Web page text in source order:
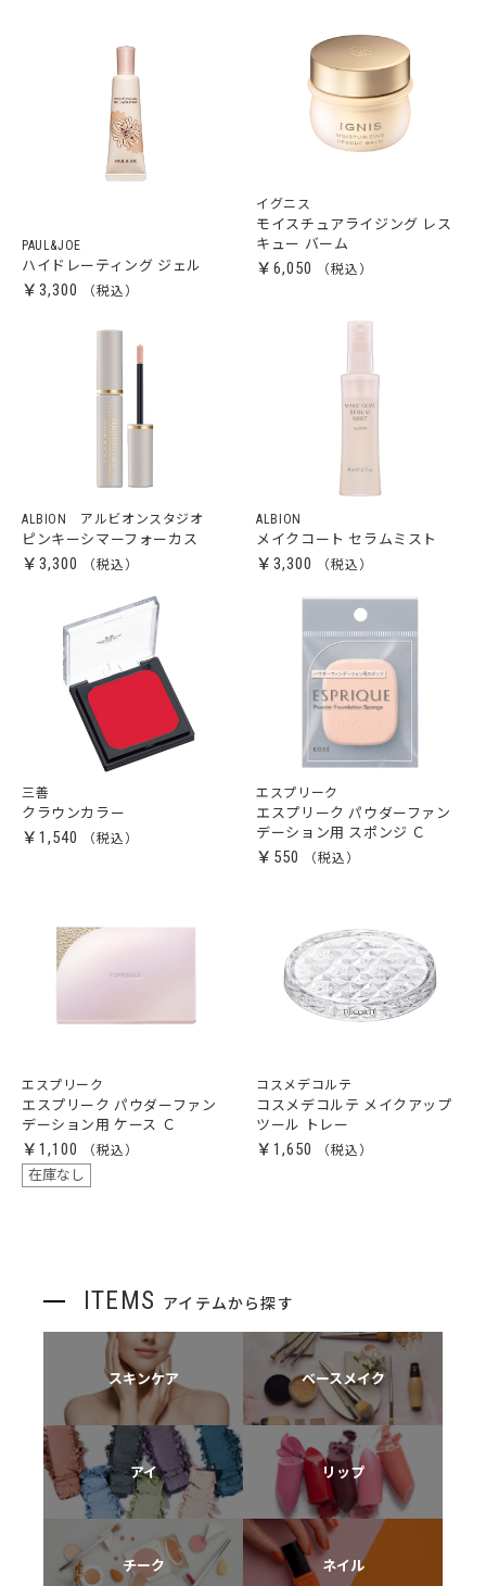
PAUL&JOE
ハイドレーティング ジェル
￥3,300
イグニス
モイスチュアライジング レス
キュー バーム
￥6,050
ALBION アルビオンスタジオ
ピンキーシマーフォーカス
￥3,300
ALBION
メイクコート セラムミスト
￥3,300
三善
クラウンカラー
￥1,540
エスプリーク
エスプリーク パウダーファン
デーション用 スポンジ Ｃ
￥550
エスプリーク
エスプリーク パウダーファン
デーション用 ケース Ｃ
￥1,100
在庫なし
コスメデコルテ
コスメデコルテ メイクアップ
ツール トレー
￥1,650
ITEMS アイテムから探す
スキンケア ベースメイク
アイ リップ
チーク ネイル